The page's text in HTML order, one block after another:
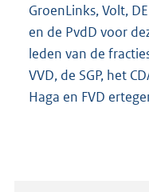
GroenLinks, Volt,
en de PvdD voor
leden van de
VVD, de SGP, het
Haga en FVD